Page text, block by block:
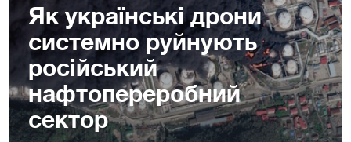
Як українські дрони
системно руйнують
російський
нафтопереробний
сектор